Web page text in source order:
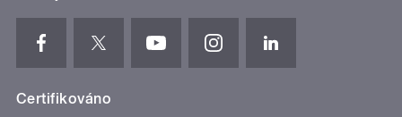
Certifikováno